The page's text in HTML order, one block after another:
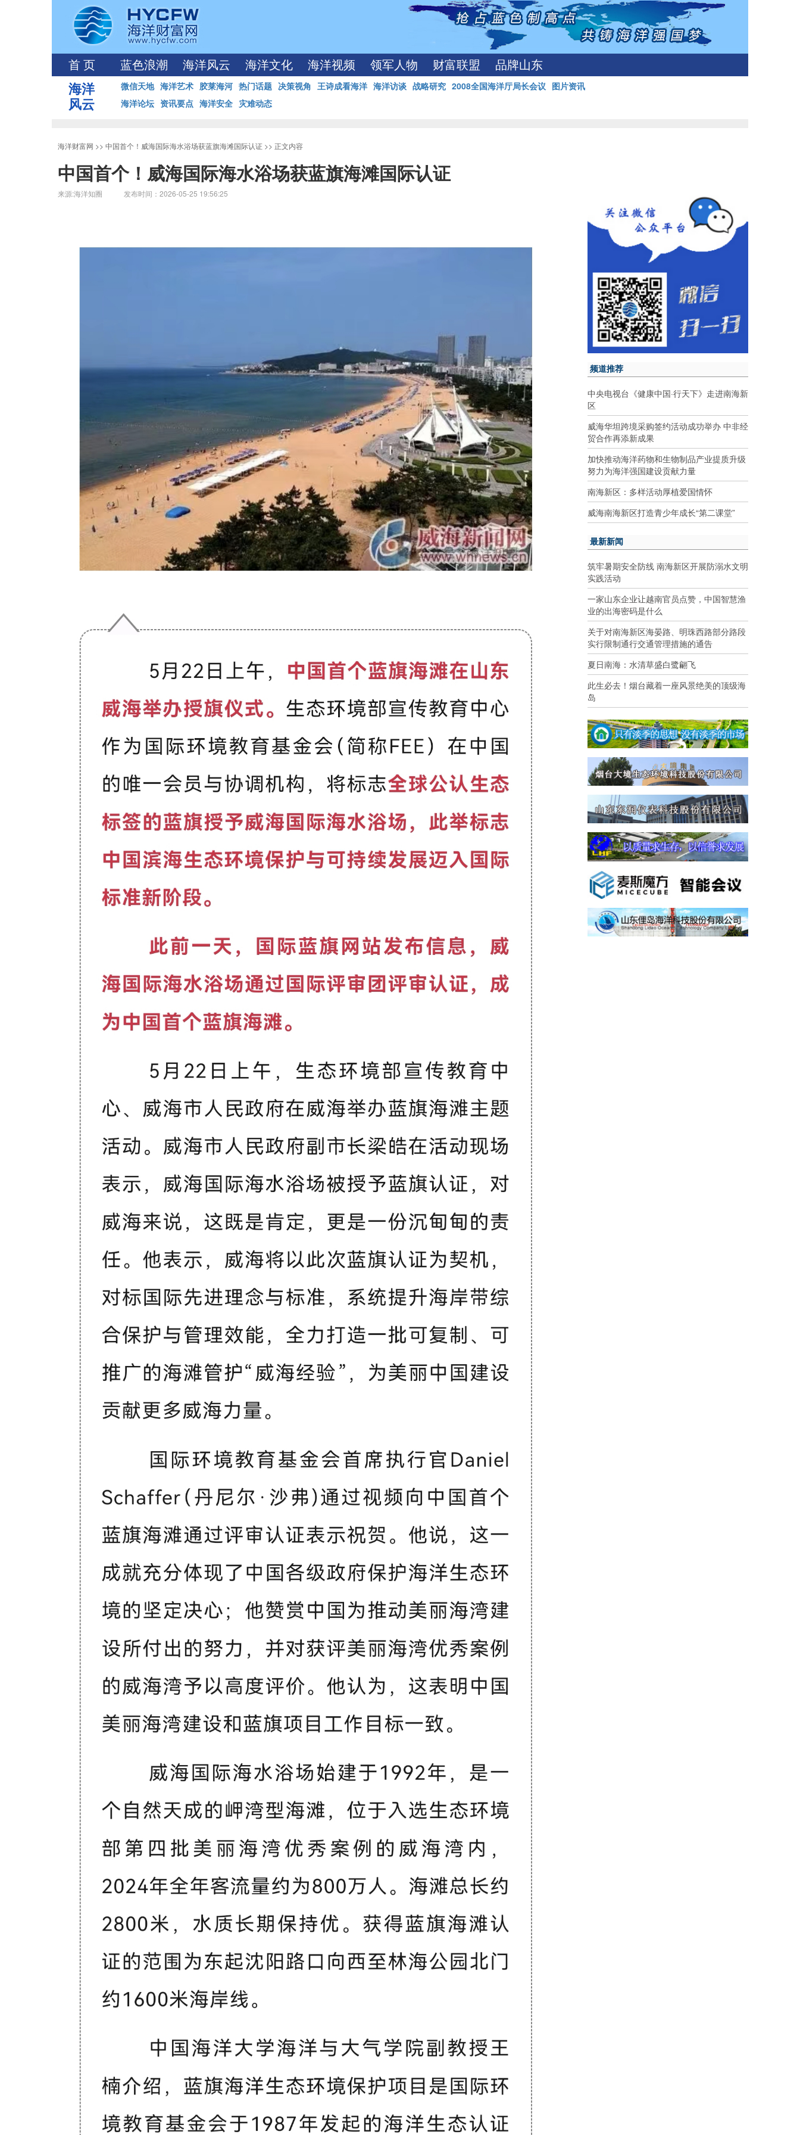
首 页 蓝色浪潮 海洋风云 海洋文化 海洋视频 领军人物 财富联盟 品牌山东
海洋
风云
微信天地 海洋艺术 胶莱海河 热门话题 决策视角 王诗成看海洋 海洋访谈 战略研究 2008全国海洋厅局长会议 图片资讯
海洋论坛 资讯要点 海洋安全 灾难动态
海洋财富网 >> 中国首个！威海国际海水浴场获蓝旗海滩国际认证 >> 正文内容
中国首个！威海国际海水浴场获蓝旗海滩国际认证
来源:海洋知圈 发布时间：2026-05-25 19:56:25
频道推荐
中央电视台《健康中国·行天下》走进南海新
区
威海华坦跨境采购签约活动成功举办 中非经
贸合作再添新成果
加快推动海洋药物和生物制品产业提质升级
努力为海洋强国建设贡献力量
南海新区：多样活动厚植爱国情怀
威海南海新区打造青少年成长“第二课堂”
最新新闻
筑牢暑期安全防线 南海新区开展防溺水文明
实践活动
一家山东企业让越南官员点赞，中国智慧渔
业的出海密码是什么
关于对南海新区海晏路、明珠西路部分路段
实行限制通行交通管理措施的通告
夏日南海：水清草盛白鹭翩飞
此生必去！烟台藏着一座风景绝美的顶级海
岛